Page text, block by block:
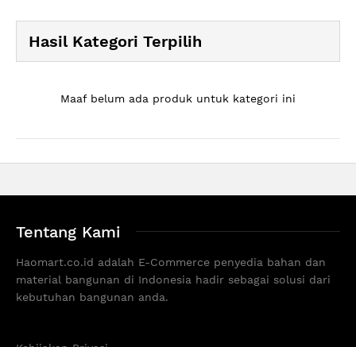
Hasil Kategori Terpilih
Maaf belum ada produk untuk kategori ini
Tentang Kami
Haomart.co.id adalah E-Commerce penyedia bahan dan
material bangunan di Indonesia hadir sebagai solusi dari
kebutuhan bangunan anda.